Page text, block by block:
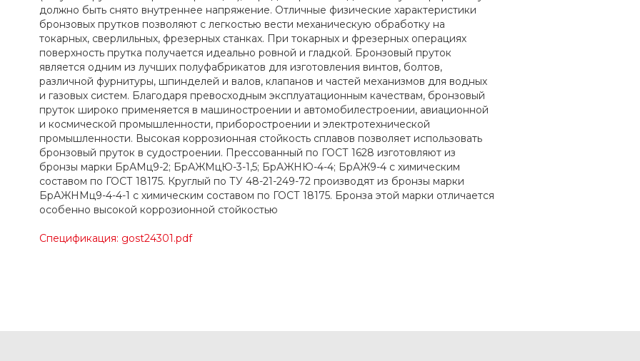
должно быть снято внутреннее напряжение. Отличные физические характеристики
бронзовых прутков позволяют с легкостью вести механическую обработку на
токарных, сверлильных, фрезерных станках. При токарных и фрезерных операциях
поверхность прутка получается идеально ровной и гладкой. Бронзовый пруток
является одним из лучших полуфабрикатов для изготовления винтов, болтов,
различной фурнитуры, шпинделей и валов, клапанов и частей механизмов для водных
и газовых систем. Благодаря превосходным эксплуатационным качествам, бронзовый
пруток широко применяется в машиностроении и автомобилестроении, авиационной
и космической промышленности, приборостроении и электротехнической
промышленности. Высокая коррозионная стойкость сплавов позволяет использовать
бронзовый пруток в судостроении. Прессованный по ГОСТ 1628 изготовляют из
бронзы марки БрАМц9-2; БрАЖМцЮ-3-1,5; БрАЖНЮ-4-4; БрАЖ9-4 с химическим
составом по ГОСТ 18175. Круглый по ТУ 48-21-249-72 производят из бронзы марки
БрАЖНМц9-4-4-1 с химическим составом по ГОСТ 18175. Бронза этой марки отличается
особенно высокой коррозионной стойкостью
Спецификация: gost24301.pdf